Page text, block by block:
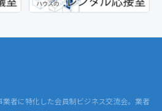
者に特化した会員制ビジネス交流会。業者